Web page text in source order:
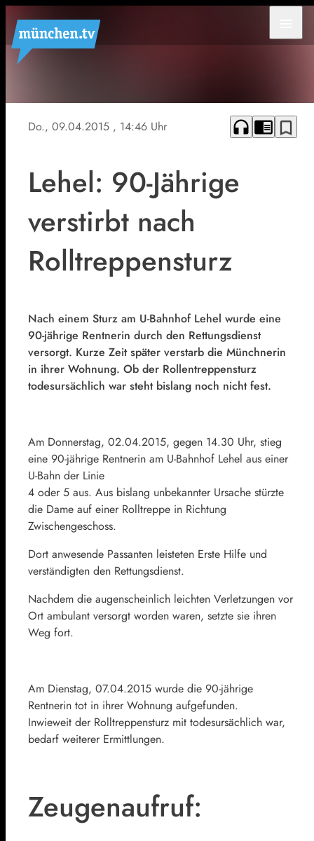
Do., 09.04.2015 , 14:46 Uhr headphones chrome_reader_mode bookmark_border
Lehel: 90-Jährige
verstirbt nach
Rolltreppensturz
Nach einem Sturz am U-Bahnhof Lehel wurde eine
90-jährige Rentnerin durch den Rettungsdienst
versorgt. Kurze Zeit später verstarb die Münchnerin
in ihrer Wohnung. Ob der Rollentreppensturz
todesursächlich war steht bislang noch nicht fest.
Am Donnerstag, 02.04.2015, gegen 14.30 Uhr, stieg
eine 90-jährige Rentnerin am U-Bahnhof Lehel aus einer
U-Bahn der Linie
4 oder 5 aus. Aus bislang unbekannter Ursache stürzte
die Dame auf einer Rolltreppe in Richtung
Zwischengeschoss.
Dort anwesende Passanten leisteten Erste Hilfe und
verständigten den Rettungsdienst.
Nachdem die augenscheinlich leichten Verletzungen vor
Ort ambulant versorgt worden waren, setzte sie ihren
Weg fort.
Am Dienstag, 07.04.2015 wurde die 90-jährige
Rentnerin tot in ihrer Wohnung aufgefunden.
Inwieweit der Rolltreppensturz mit todesursächlich war,
bedarf weiterer Ermittlungen.
Zeugenaufruf: